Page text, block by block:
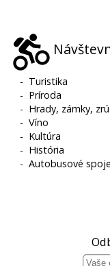
- Turistika
- Príroda
- Hrady, zámky,
-Víno
- Kultúra
- História
-Autobusové spoje